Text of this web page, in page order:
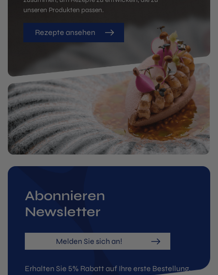
unseren Produkten passen.
Rezepte ansehen
Abonnieren
Newsletter
Melden Sie sich an!
Erhalten Sie 5% Rabatt auf Ihre erste Bestellung.